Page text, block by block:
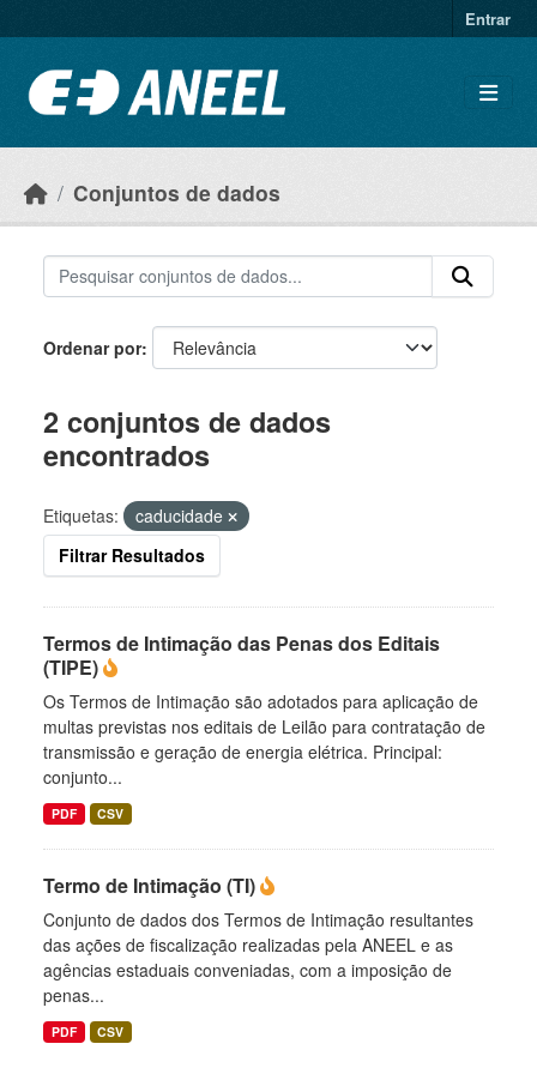
Entrar
Conjuntos de dados
Ordenar por
2 conjuntos de dados
encontrados
Etiquetas:
caducidade
Filtrar Resultados
Termos de Intimação das Penas dos Editais
(TIPE)
Os Termos de Intimação são adotados para aplicação de
multas previstas nos editais de Leilão para contratação de
transmissão e geração de energia elétrica. Principal:
conjunto...
PDF CSV
Termo de Intimação (TI)
Conjunto de dados dos Termos de Intimação resultantes
das ações de fiscalização realizadas pela ANEEL e as
agências estaduais conveniadas, com a imposição de
penas...
PDF CSV